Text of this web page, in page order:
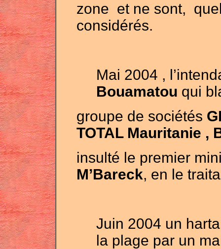
zone et ne sont,
considérés.
Mai 2004 ,
Bouamatou qui
groupe de sociétés
TOTAL Mauritanie ,
insulté le premier
M’Bareck, en le
Juin 2004 un
la plage par un